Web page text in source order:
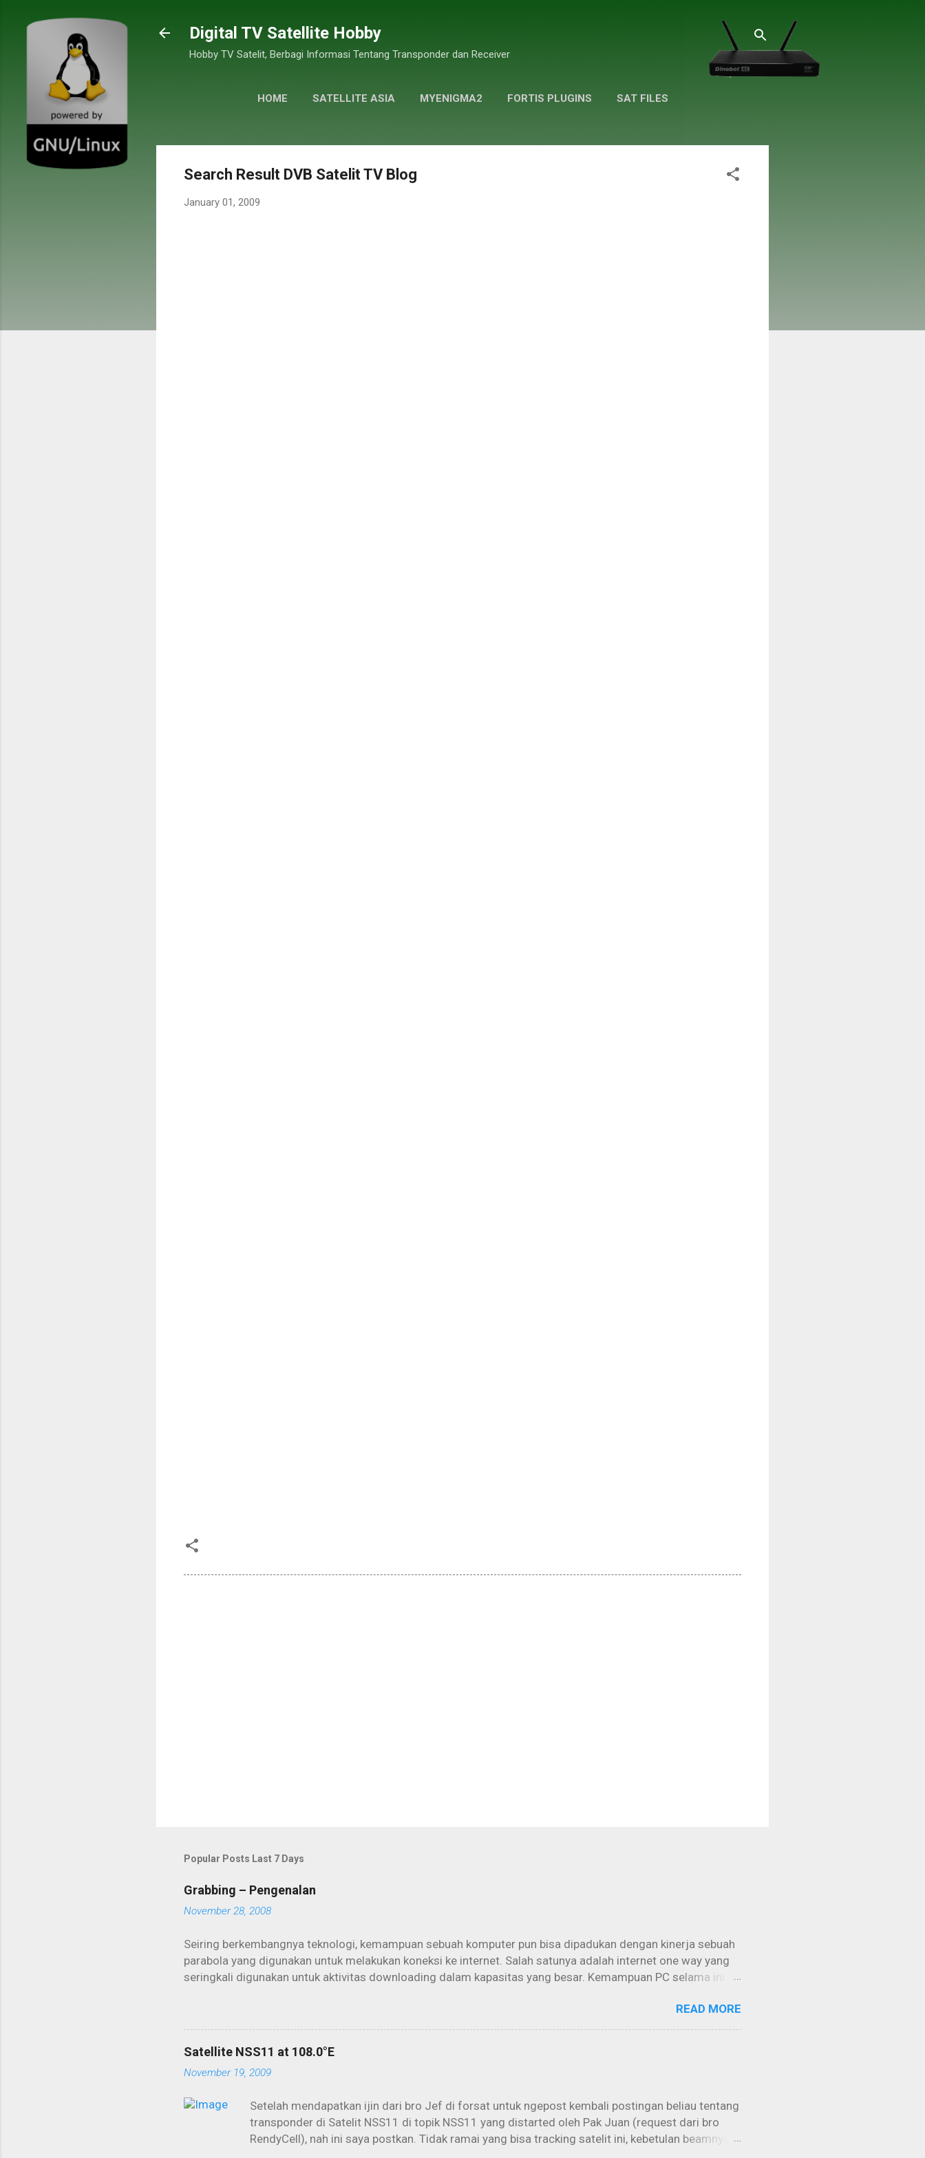
Digital TV Satellite Hobby
Hobby TV Satelit, Berbagi Informasi Tentang Transponder dan Receiver
HOME SATELLITE ASIA MYENIGMA2 FORTIS PLUGINS SAT FILES
Search Result DVB Satelit TV Blog
January 01, 2009
Popular Posts Last 7 Days
Grabbing – Pengenalan
November 28, 2008
Seiring berkembangnya teknologi, kemampuan sebuah komputer pun bisa dipadukan dengan kinerja sebuah
parabola yang digunakan untuk melakukan koneksi ke internet. Salah satunya adalah internet one way yang
seringkali digunakan untuk aktivitas downloading dalam kapasitas yang besar. Kemampuan PC selama ini
dikoneksikan lewat satelit. Aktivitas offline download yang kemudian dikenal dengan istilah “grabbing”
menjadi primadona dalam penggunaan parabola dan PC secara maksimal. Cukup dengan memakai
seperangkat PC dan dish (parabola) kita sudah bisa “mengintip” peselancar yang menggunakan sebuah
layanan ISP lewat satelit di atas orbit sana. Untungnya lagi, semuanya dijalankan secara “Free / Gratis” tanpa
kita harus membayar sepeserpun kepada sang ISP kecuali biaya PLN. Mengapa? Karena intinya adalah kita
READ MORE
Satellite NSS11 at 108.0°E
November 19, 2009
Setelah mendapatkan ijin dari bro Jef di forsat untuk ngepost kembali postingan beliau tentang
transponder di Satelit NSS11 di topik NSS11 yang distarted oleh Pak Juan (request dari bro
RendyCell), nah ini saya postkan. Tidak ramai yang bisa tracking satelit ini, kebetulan beamnya